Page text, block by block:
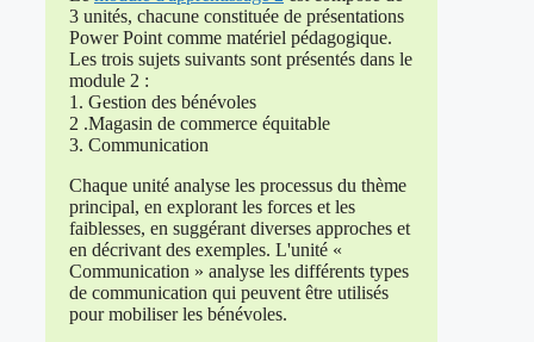
3 unités, chacune constituée de présentations
Power Point comme matériel pédagogique.
Les trois sujets suivants sont présentés dans le
module 2 :
1. Gestion des bénévoles
2 .Magasin de commerce équitable
3. Communication
Chaque unité analyse les processus du thème
principal, en explorant les forces et les
faiblesses, en suggérant diverses approches et
en décrivant des exemples. L'unité «
Communication » analyse les différents types
de communication qui peuvent être utilisés
pour mobiliser les bénévoles.